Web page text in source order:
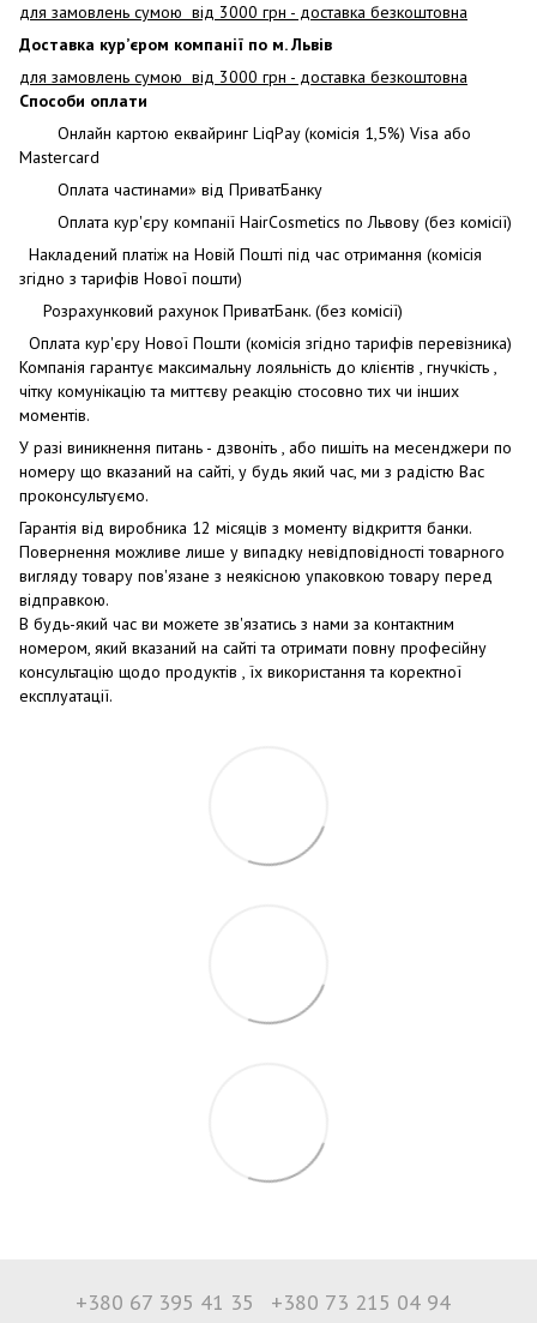
для замовлень сумою від 3000 грн - доставка безкоштовна
Доставка кур’єром компанії по м. Львів
для замовлень сумою від 3000 грн - доставка безкоштовна
Способи оплати
Онлайн картою еквайринг LiqPay (комісія 1,5%) Visa або
Mastercard
Оплата частинами» від ПриватБанку
Оплата кур'єру компанії HairCosmetics по Львову (без комісії)
Накладений платіж на Новій Пошті під час отримання (комісія
згідно з тарифів Нової пошти)
Розрахунковий рахунок ПриватБанк. (без комісії)
Оплата кур'єру Нової Пошти (комісія згідно тарифів перевізника)
Компанія гарантує максимальну лояльність до клієнтів , гнучкість ,
чітку комунікацію та миттєву реакцію стосовно тих чи інших
моментів.
У разі виникнення питань - дзвоніть , або пишіть на месенджери по
номеру що вказаний на сайті, у будь який час, ми з радістю Вас
проконсультуємо.
Гарантія від виробника 12 місяців з моменту відкриття банки.
Повернення можливе лише у випадку невідповідності товарного
вигляду товару пов'язане з неякісною упаковкою товару перед
відправкою.
В будь-який час ви можете зв'язатись з нами за контактним
номером, який вказаний на сайті та отримати повну професійну
консультацію щодо продуктів , їх використання та коректної
експлуатації.
+380 67 395 41 35 +380 73 215 04 94